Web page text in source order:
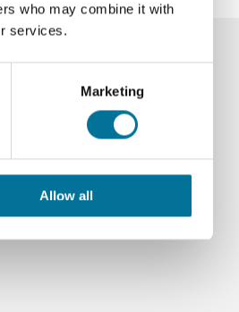
who may combine it with
services.
Marketing
Allow all